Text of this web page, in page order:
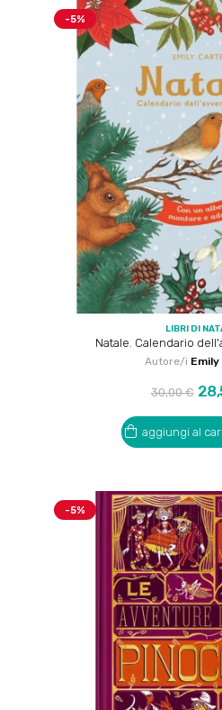
-5%
LIBRI DI
Natale. Calendario
Autore/i
Prezzo
regolare
30,00 €
aggiungi al
-5%